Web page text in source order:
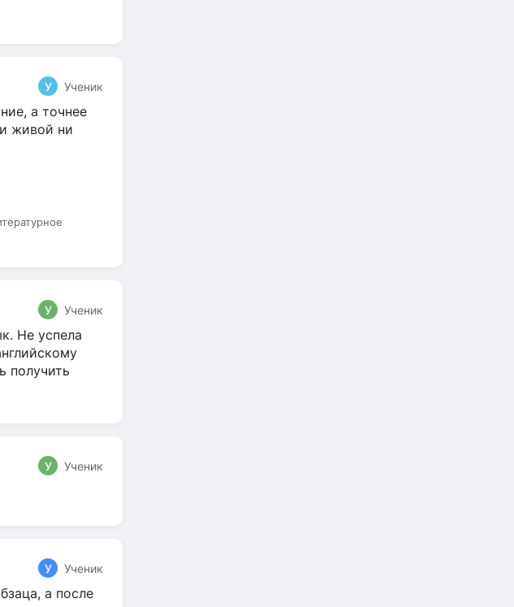
У Ученик
а точнее
живой ни
У Ученик
Не успела
получить
У Ученик
У Ученик
а после